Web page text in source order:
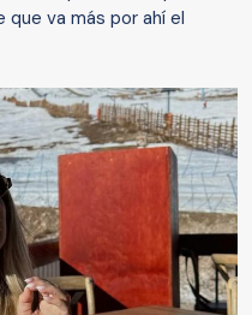
va más por ahí el